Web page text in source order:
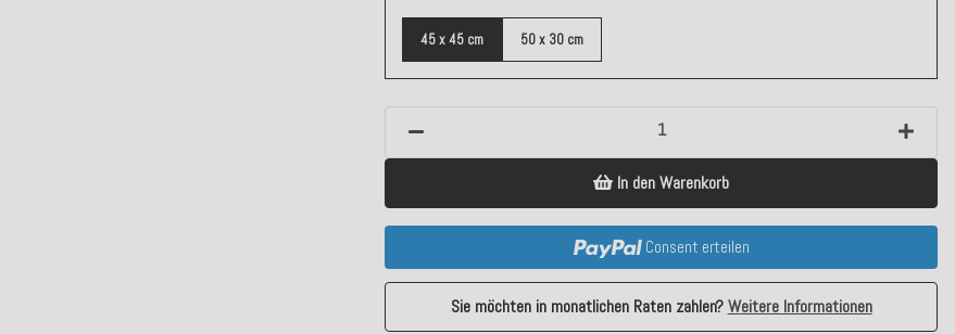
45 x 45 cm 50 x 30 cm
In den Warenkorb
Consent erteilen
Sie möchten in monatlichen Raten zahlen?Weitere Informationen